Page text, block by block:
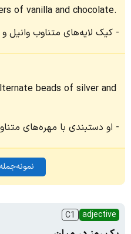
of vanilla and chocolate.
کیک لایه‌های متناوب وانیل
beads of silver and
او دستبندی با مهره‌های
adjective
C1